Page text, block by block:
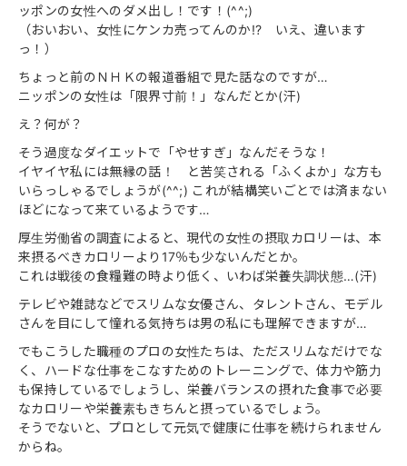
ッポンの女性へのダメ出し！です！(^^;)
（おいおい、女性にケンカ売ってんのか!? いえ、違います
っ！）
ちょっと前のＮＨＫの報道番組で見た話なのですが…
ニッポンの女性は「限界寸前！」なんだとか(汗)
え？何が？
そう過度なダイエットで「やせすぎ」なんだそうな！
イヤイヤ私には無縁の話！ と苦笑される「ふくよか」な方も
いらっしゃるでしょうが(^^;) これが結構笑いごとでは済まない
ほどになって来ているようです…
厚生労働省の調査によると、現代の女性の摂取カロリーは、本
来摂るべきカロリーより17％も少ないんだとか。
これは戦後の食糧難の時より低く、いわば栄養失調状態…(汗)
テレビや雑誌などでスリムな女優さん、タレントさん、モデル
さんを目にして憧れる気持ちは男の私にも理解できますが…
でもこうした職種のプロの女性たちは、ただスリムなだけでな
く、ハードな仕事をこなすためのトレーニングで、体力や筋力
も保持しているでしょうし、栄養バランスの摂れた食事で必要
なカロリーや栄養素もきちんと摂っているでしょう。
そうでないと、プロとして元気で健康に仕事を続けられません
からね。